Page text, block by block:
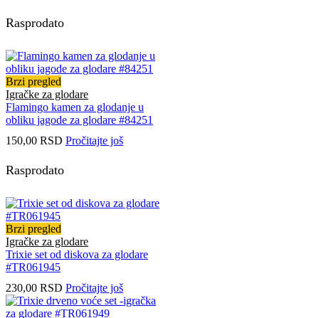
Rasprodato
Brzi pregled
Igračke za glodare
Flamingo kamen za glodanje u
obliku jagode za glodare #84251
150,00 RSD Pročitajte još
Rasprodato
Brzi pregled
Igračke za glodare
Trixie set od diskova za glodare
#TR061945
230,00 RSD Pročitajte još